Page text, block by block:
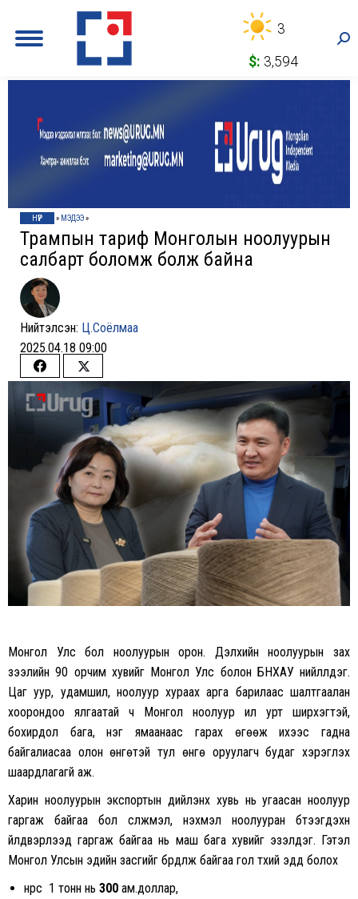
3
$: 3,594
НҮҮР » МЭДЭЭ»
Трампын тариф Монголын ноолуурын
салбарт боломж болж байна
Нийтэлсэн: Ц.Соёлмаа
2025.04.18 09:00
Share
on
Share
on
Twitter
Монгол Улс бол ноолуурын орон. Дэлхийн ноолуурын зах
зээлийн 90 орчим хувийг Монгол Улс болон БНХАУ нийлүүлдэг.
Цаг уур, удамшил, ноолуур хураах арга барилаас шалтгаалан
хоорондоо ялгаатай ч Монгол ноолуур илүү урт ширхэгтэй,
бохирдол бага, нэг ямаанаас гарах өгөөж ихээс гадна
байгалиасаа олон өнгөтэй тул өнгө оруулагч будаг хэрэглэх
шаардлагагүй аж.
Харин ноолуурын экспортын дийлэнх хувь нь угаасан ноолуур
гаргаж байгаа бол сүлжмэл, нэхмэл ноолууран бүтээгдэхүүн
үйлдвэрлээд гаргаж байгаа нь маш бага хувийг эзэлдэг. Гэтэл
Монгол Улсын эдийн засгийг бүрдүүлж байгаа гол түүхий эдүүд болох
нүүрс 1 тонн нь 300 ам.доллар,